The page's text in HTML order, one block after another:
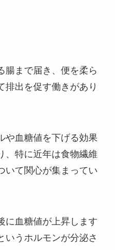
腸まで届き、便を柔ら
排出を促す働きがあり
や血糖値を下げる効果
、特に近年は食物繊維
いて関心が集まってい
に血糖値が上昇します
いうホルモンが分泌さ